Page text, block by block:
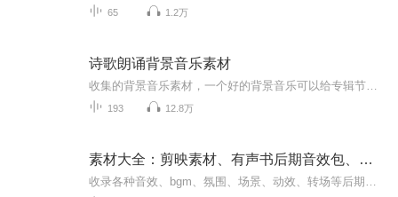
65 1.2万
诗歌朗诵背景音乐素材
193 12.8万
素材大全：剪映素材、有声书后期音效包、场景搭建背景